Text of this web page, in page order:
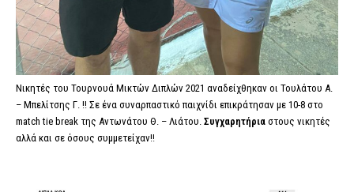
Νικητές του Τουρνουά Μικτών Διπλών 2021 αναδείχθηκαν οι Τουλάτου Α.
– Μπελίτσης Γ. !! Σε ένα συναρπαστικό παιχνίδι επικράτησαν με 10-8 στο
match tie break της Αντωνάτου Θ. – Λιάτου. Συγχαρητήρια στους νικητές
αλλά και σε όσους συμμετείχαν!!